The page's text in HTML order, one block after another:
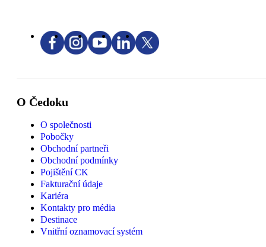
O Čedoku
O společnosti
Pobočky
Obchodní partneři
Obchodní podmínky
Pojištění CK
Fakturační údaje
Kariéra
Kontakty pro média
Destinace
Vnitřní oznamovací systém